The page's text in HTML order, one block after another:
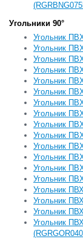
Угольники 90°
Угольник
Угольник
Угольник
Угольник
Угольник
Угольник
Угольник
Угольник
Угольник
Угольник
Угольник
Угольник
Угольник
Угольник
Угольник
Угольник
Угольник
Угольник